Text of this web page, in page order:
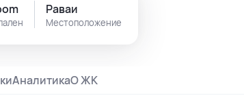
Местоположение
Раваи
АналитикаО ЖК